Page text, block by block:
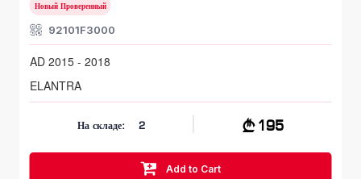
Новый Проверенный
92101F3000
AD 2015 - 2018
ELANTRA
На складе: 2 195
Add to Cart